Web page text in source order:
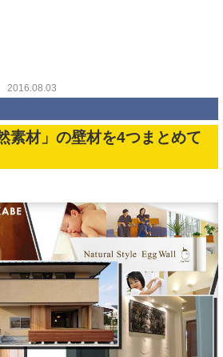
2016.08.03
素材」の壁材を4つまとめて